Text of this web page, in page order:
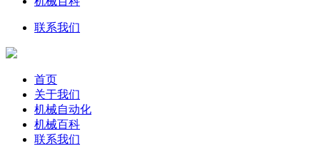
联系我们
首页
关于我们
机械自动化
机械百科
联系我们